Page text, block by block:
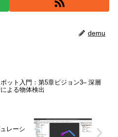
demu
ット入門：第5章ビジョン3– 深層
よる物体検出
レーシ